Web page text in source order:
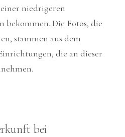
niedrigeren
bekommen. Die Fotos, die
stammen aus dem
die an dieser
bei